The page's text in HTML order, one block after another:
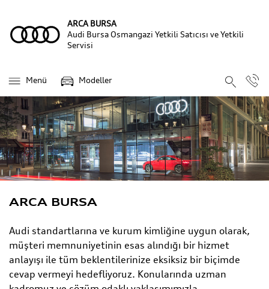
ARCA BURSA
Audi Bursa Osmangazi Yetkili Satıcısı ve Yetkili
Servisi
Menü Modeller
ARCA BURSA
Audi standartlarına ve kurum kimliğine uygun olarak,
müşteri memnuniyetinin esas alındığı bir hizmet
anlayışı ile tüm beklentilerinize eksiksiz bir biçimde
cevap vermeyi hedefliyoruz. Konularında uzman